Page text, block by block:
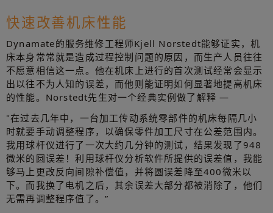
快速改善机床性能
Dynamate的服务维修工程师Kjell Norstedt能够证实，机
床本身常常就是造成过程控制问题的原因，而生产人员往往
不愿意相信这一点。他在机床上进行的首次测试经常会显示
出以往不为人知的误差，而他则能证明如何显著地提高机床
的性能。Norstedt先生对一个经典实例做了解释 —
"在过去几年中，一台加工传动系统零部件的机床每隔几小
时就要手动调整程序，以确保零件加工尺寸在公差范围内。
我用球杆仪进行了一次大约几分钟的测试，结果发现了948
微米的圆误差！利用球杆仪分析软件所提供的误差值，我能
够马上更改反向间隙补偿值，并将圆误差降至400微米以
下。而我换了电机之后，其余误差大部分都被消除了，他们
无需再调整程序值了。”